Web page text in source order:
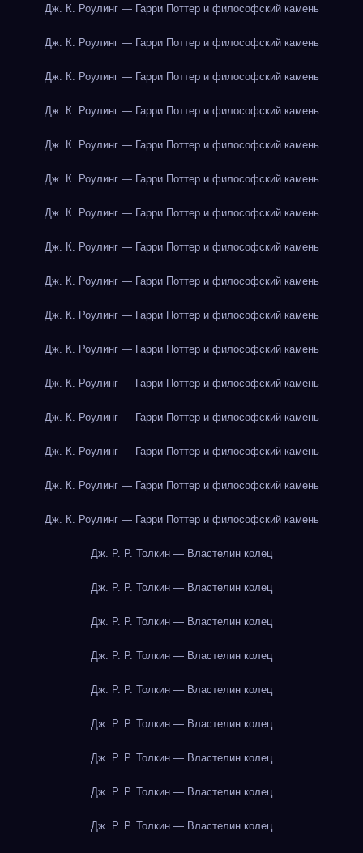
Дж. К. Роулинг — Гарри Поттер и философский камень
Дж. К. Роулинг — Гарри Поттер и философский камень
Дж. К. Роулинг — Гарри Поттер и философский камень
Дж. К. Роулинг — Гарри Поттер и философский камень
Дж. К. Роулинг — Гарри Поттер и философский камень
Дж. К. Роулинг — Гарри Поттер и философский камень
Дж. К. Роулинг — Гарри Поттер и философский камень
Дж. К. Роулинг — Гарри Поттер и философский камень
Дж. К. Роулинг — Гарри Поттер и философский камень
Дж. К. Роулинг — Гарри Поттер и философский камень
Дж. К. Роулинг — Гарри Поттер и философский камень
Дж. К. Роулинг — Гарри Поттер и философский камень
Дж. К. Роулинг — Гарри Поттер и философский камень
Дж. К. Роулинг — Гарри Поттер и философский камень
Дж. К. Роулинг — Гарри Поттер и философский камень
Дж. К. Роулинг — Гарри Поттер и философский камень
Дж. Р. Р. Толкин — Властелин колец
Дж. Р. Р. Толкин — Властелин колец
Дж. Р. Р. Толкин — Властелин колец
Дж. Р. Р. Толкин — Властелин колец
Дж. Р. Р. Толкин — Властелин колец
Дж. Р. Р. Толкин — Властелин колец
Дж. Р. Р. Толкин — Властелин колец
Дж. Р. Р. Толкин — Властелин колец
Дж. Р. Р. Толкин — Властелин колец